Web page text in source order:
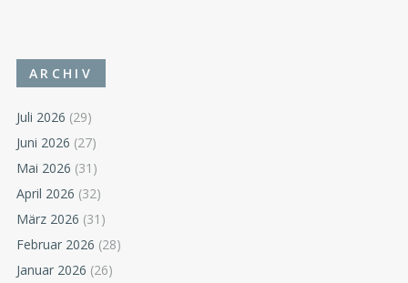
ARCHIV
Juli 2026 (29)
Juni 2026 (27)
Mai 2026 (31)
April 2026 (32)
März 2026 (31)
Februar 2026 (28)
Januar 2026 (26)